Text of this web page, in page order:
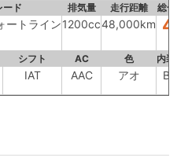
ード 排気量 走行距離 総
ートライン1200cc48,000km
シフト AC 色 内装
IAT AAC アオ B